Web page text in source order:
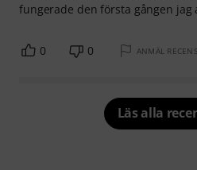
fungerade den första gången jag
0 0 ANMÄL
Läs alla